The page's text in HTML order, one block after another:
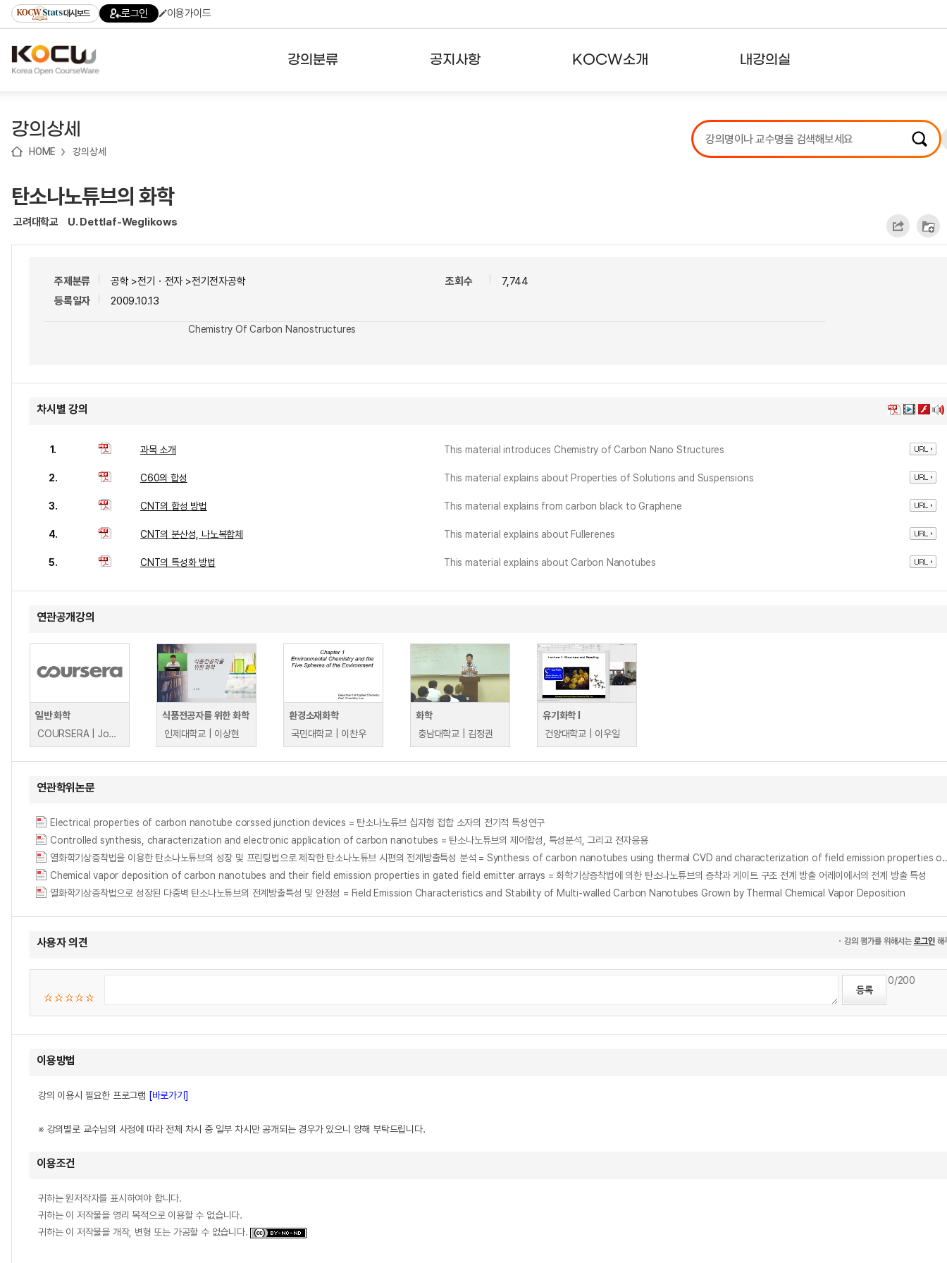
기
기
기
content)
가
대시보드 로그인 이용가이드
강의분류 공지사항 KOCW소개 내강의실
강의리스트
수강확인증강의
강의상세
HOME 강의상세
탄소나노튜브의 화학
고려대학교 U. Dettlaf-Weglikows
주제분류
공학 >전기ㆍ전자 >전기전자공학
등록일자
2009.10.13
조회수 7,744
Chemistry Of Carbon Nanostructures
차시별 강의
1. 과목 소개 This material introduces Chemistry of Carbon Nano Structures
2. C60의 합성 This material explains about Properties of Solutions and Suspensions
3. CNT의 합성 방법 This material explains from carbon black to Graphene
4. CNT의 분산성, 나노복합체 This material explains about Fullerenes
5. CNT의 특성화 방법 This material explains about Carbon Nanotubes
연관공개강의
일반 화학
COURSERA | John Hutchinson
식품전공자를 위한 화학
인제대학교 | 이상현
환경소재화학
국민대학교 | 이찬우
화학
충남대학교 | 김정권
유기화학 I
건양대학교 | 이우일
연관학위논문
Electrical properties of carbon nanotube corssed junction devices = 탄소나노튜브 십자형 접합 소자의 전기적 특성연구
Controlled synthesis, characterization and electronic application of carbon nanotubes = 탄소나노튜브의 제어합성, 특성분석, 그리고 전자응용
열화학기상증착법을 이용한 탄소나노튜브의 성장 및 프린팅법으로 제작한 탄소나노튜브 시편
Chemical vapor deposition of carbon nanotubes and their field emission properties in gated field emitter arrays = 화학기상증착법에 의한 탄소나노튜브의 증착과 게이트 구조 전계 방출 어레이에서의 전계 방출 특성
열화학기상증착법으로 성장된 다중벽 탄소나노튜브의 전계방출특성 및 안정성 = Field Emission Characteristics and Stability of Multi-walled Carbon Nanotubes Grown by Thermal Chemical Vapor Deposition
사용자 의견
0/200
이용방법
강의 이용시 필요한 프로그램 [바로가기]
※ 강의별로 교수님의 사정에 따라 전체 차시 중 일부 차시만 공개되는 경우가 있으니 양해 부탁드립니다.
이용조건
귀하는 원저작자를 표시하여야 합니다.
귀하는 이 저작물을 영리 목적으로 이용할 수 없습니다.
귀하는 이 저작물을 개작, 변형 또는 가공할 수 없습니다.